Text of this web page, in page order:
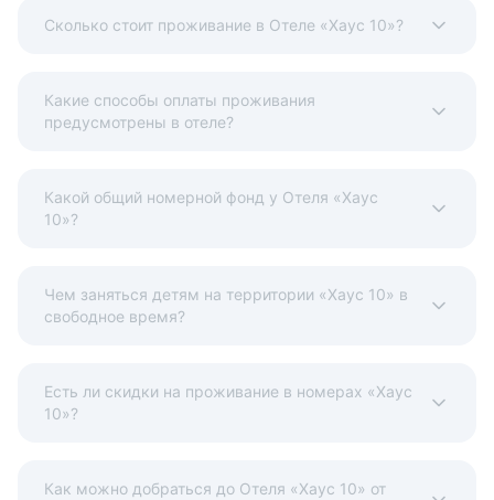
Сколько стоит проживание в Отеле «Хаус 10»?
Какие способы оплаты проживания
предусмотрены в отеле?
Какой общий номерной фонд у Отеля «Хаус
10»?
Чем заняться детям на территории «Хаус 10» в
свободное время?
Есть ли скидки на проживание в номерах «Хаус
10»?
Как можно добраться до Отеля «Хаус 10» от